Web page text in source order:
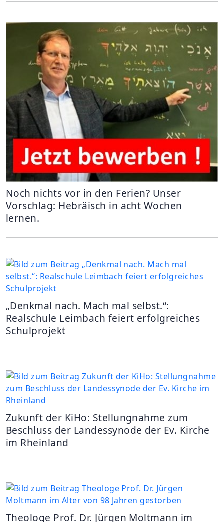
Noch nichts vor in den Ferien? Unser
Vorschlag: Hebräisch in acht Wochen
lernen.
„Denkmal nach. Mach mal selbst.“:
Realschule Leimbach feiert erfolgreiches
Schulprojekt
Zukunft der KiHo: Stellungnahme zum
Beschluss der Landessynode der Ev. Kirche
im Rheinland
Theologe Prof. Dr. Jürgen Moltmann im